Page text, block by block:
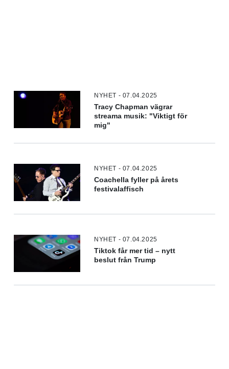
NYHET - 07.04.2025
Tracy Chapman vägrar
streama musik: "Viktigt för
mig"
NYHET - 07.04.2025
Coachella fyller på årets
festivalaffisch
NYHET - 07.04.2025
Tiktok får mer tid – nytt
beslut från Trump